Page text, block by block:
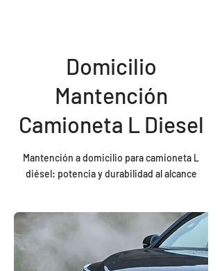
Domicilio
Mantención
Camioneta L Diesel
Mantención a domicilio para camioneta L
diésel: potencia y durabilidad al alcance